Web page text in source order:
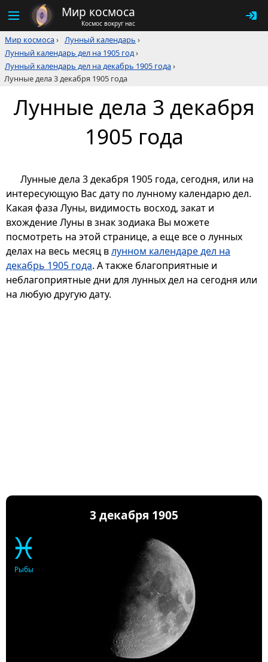
Мир космоса
Космос вокруг нас
Мир космоса› Лунный календарь ›
Лунный календарь дел на 1905 год›
Лунный календарь дел на декабрь 1905 года›
Лунные дела 3 декабря 1905 года
Лунные дела 3 декабря
1905 года
Лунные дела 3 декабря 1905 года, сегодня, или на
интересующую Вас дату по лунному календарю дел.
Какая фаза Луны, видимость восход, закат и
вхождение Луны в знак зодиака Вы можете
посмотреть на этой странице, а еще все о лунных
делах на весь месяц влунном календаре дел на
декабрь 1905 года. А также благоприятные и
неблагоприятные дни для лунных дел на сегодня или
на любую другую дату.
3 декабря 1905
♓
Рыбы